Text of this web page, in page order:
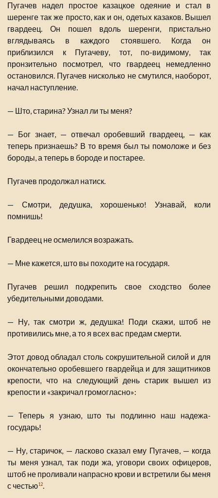
Пугачев надел простое казацкое одеяние и стал в
шеренге так же просто, как и он, одетых казаков. Вышел
гвардеец. Он пошел вдоль шеренги, пристально
вглядываясь в каждого стоявшего. Когда он
приблизился к Пугачеву, тот, по-видимому, так
пронзительно посмотрел, что гвардеец немедленно
остановился. Пугачев нисколько не смутился, наоборот,
начал наступление.
— Што, старина? Узнал ли ты меня?
— Бог знает, — отвечал оробевший гвардеец, — как
теперь признаешь? В то время был ты помоложе и без
бороды, а теперь в бороде и постарее.
Пугачев продолжал натиск.
— Смотри, дедушка, хорошенько! Узнавай, коли
помнишь!
Гвардеец не осмелился возражать.
— Мне кажется, што вы походите на государя.
Пугачев решил подкрепить свое сходство более
убедительными доводами.
— Ну, так смотри ж, дедушка! Поди скажи, штоб не
противились мне, а то я всех вас предам смерти.
Этот довод обладал столь сокрушительной силой и для
окончательно оробевшего гвардейца и для защитников
крепости, что на следующий день старик вышел из
крепости и «закричал громогласно»:
— Теперь я узнаю, што ты подлинно наш надежа-
государь!
— Ну, старичок, — ласково сказал ему Пугачев, — когда
ты меня узнал, так поди жа, уговори своих офицеров,
штоб не проливали напрасно крови и встретили бы меня
с честью12.